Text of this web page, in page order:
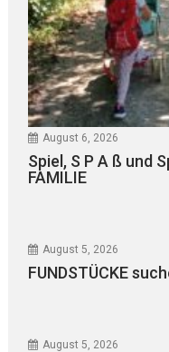
August 6, 2026
Spiel, S P A ß und
FAMILIE
August 5, 2026
FUNDSTÜCKE
August 5, 2026